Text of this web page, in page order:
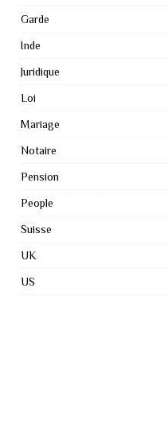
Garde
Inde
Juridique
Loi
Mariage
Notaire
Pension
People
Suisse
UK
US